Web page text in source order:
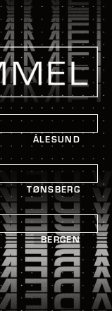
ÅLESUND
TØNSBERG
BERGEN